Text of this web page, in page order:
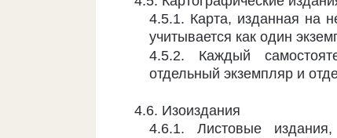
4.5.1. Карта, изданная на
учи­тывается как один
4.5.2. Каждый
отдельный экземпляр и
4.6. Изоиздания
4.6.1. Листовые